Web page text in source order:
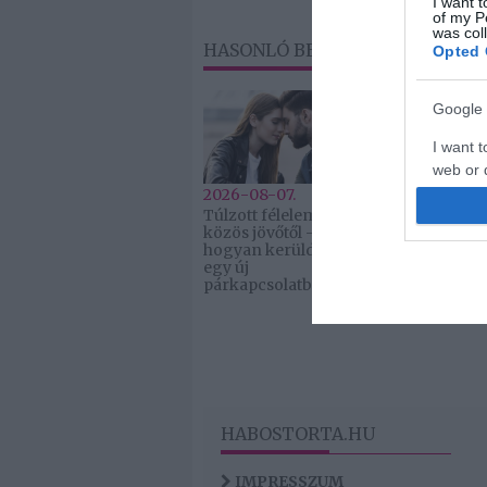
of my
was
Opted
Google
I want
web or
I want
I want
HASONLÓ BEJEGYZÉSEK
2026-08-07.
Túlzott félelem a
közös jövőtől –
hogyan kerüld el
egy új
párkapcsolatban?
2026-08-07.
HABOSTORTA.HU
IMPRESSZUM